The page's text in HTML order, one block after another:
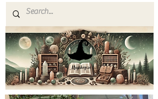
Magishop.se